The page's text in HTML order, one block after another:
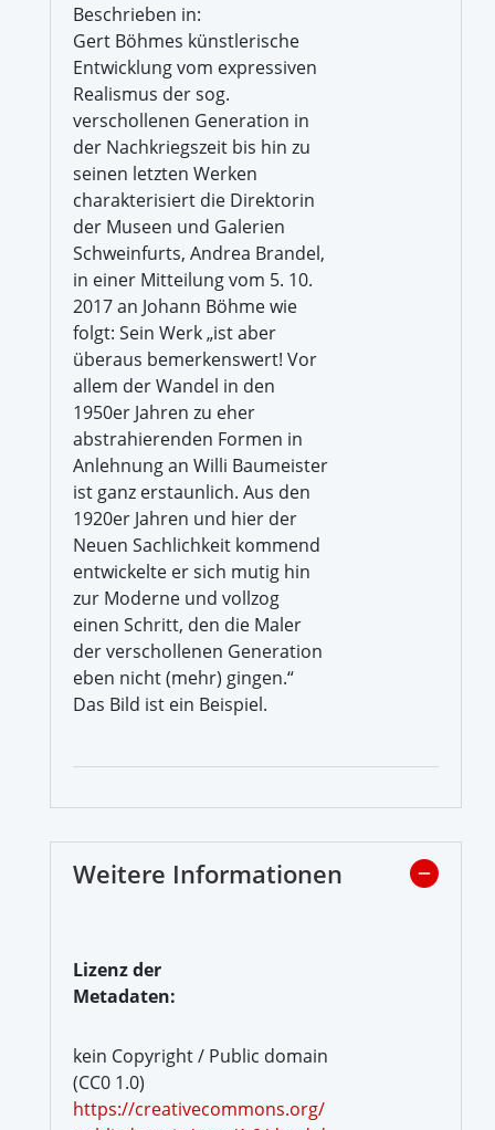
Beschrieben in:
Gert Böhmes künstlerische
Entwicklung vom expressiven
Realismus der sog.
verschollenen Generation in
der Nachkriegszeit bis hin zu
seinen letzten Werken
charakterisiert die Direktorin
der Museen und Galerien
Schweinfurts, Andrea Brandel,
in einer Mitteilung vom 5. 10.
2017 an Johann Böhme wie
folgt: Sein Werk „ist aber
überaus bemerkenswert! Vor
allem der Wandel in den
1950er Jahren zu eher
abstrahierenden Formen in
Anlehnung an Willi Baumeister
ist ganz erstaunlich. Aus den
1920er Jahren und hier der
Neuen Sachlichkeit kommend
entwickelte er sich mutig hin
zur Moderne und vollzog
einen Schritt, den die Maler
der verschollenen Generation
eben nicht (mehr) gingen.“
Das Bild ist ein Beispiel.
Weitere Informationen
Lizenz der
Metadaten:
kein Copyright / Public domain
(CC0 1.0)
https://creativecommons.org/